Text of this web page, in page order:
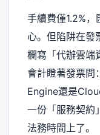
手續費僅1.2%
心。但陷阱在
欄寫「代辦雲端
會計瞪著發票問
Engine還是
一份「服務契約
法務時間上了。